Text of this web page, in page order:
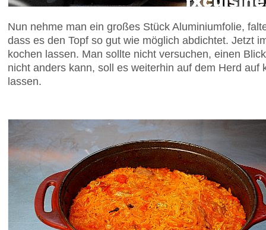
Nun nehme man ein großes Stück Aluminiumfolie,
dass es den Topf so gut wie möglich abdichtet. Jetzt
kochen lassen. Man sollte nicht versuchen, einen
nicht anders kann, soll es weiterhin auf dem Herd auf
lassen.